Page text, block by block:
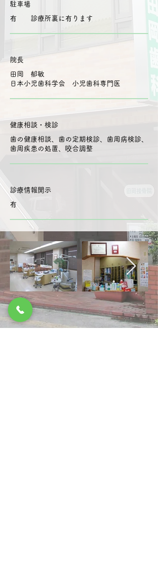
駐車場
有 診療所裏に有ります
院長
田岡 郁敏
日本小児歯科学会 小児歯科専門医
健康相談・検診
歯の健康相談、歯の定期検診、歯周病検診、
歯周疾患の処置、咬合調整
​診療情報開示
有